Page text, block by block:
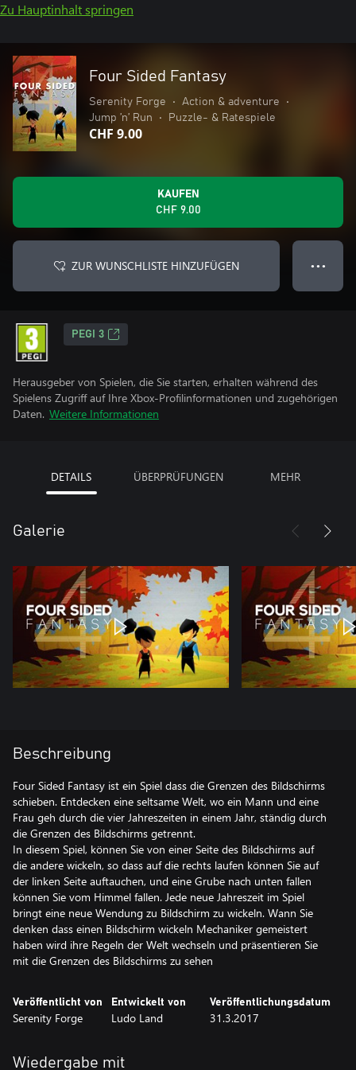
Zu Hauptinhalt springen
Four Sided Fantasy
Serenity Forge • Action & adventure
•
Jump ’n’ Run
• Puzzle- & Ratespiele
CHF 9.00
KAUFEN
CHF 9.00
ZUR WUNSCHLISTE HINZUFÜGEN ● ● ●
PEGI 3
Herausgeber von Spielen, die Sie starten, erhalten während des
Spielens Zugriff auf Ihre Xbox-Profilinformationen und zugehörigen
Daten. Weitere Informationen
DETAILS ÜBERPRÜFUNGEN MEHR
Galerie
Beschreibung
Four Sided Fantasy ist ein Spiel dass die Grenzen des Bildschirms
schieben. Entdecken eine seltsame Welt, wo ein Mann und eine
Frau geh durch die vier Jahreszeiten in einem Jahr, ständig durch
die Grenzen des Bildschirms getrennt.
In diesem Spiel, können Sie von einer Seite des Bildschirms auf
die andere wickeln, so dass auf die rechts laufen können Sie auf
der linken Seite auftauchen, und eine Grube nach unten fallen
können Sie vom Himmel fallen. Jede neue Jahreszeit im Spiel
bringt eine neue Wendung zu Bildschirm zu wickeln. Wann Sie
denken dass einen Bildschirm wickeln Mechaniker gemeistert
haben wird ihre Regeln der Welt wechseln und präsentieren Sie
mit die Grenzen des Bildschirms zu sehen
Veröffentlicht von
Serenity Forge
Entwickelt von
Ludo Land
Veröffentlichungsdatum
31.3.2017
Wiedergabe mit